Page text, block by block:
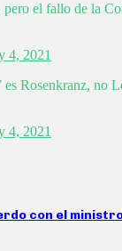
el fallo de la
4, 2021
es Rosenkranz, no
4, 2021
con el